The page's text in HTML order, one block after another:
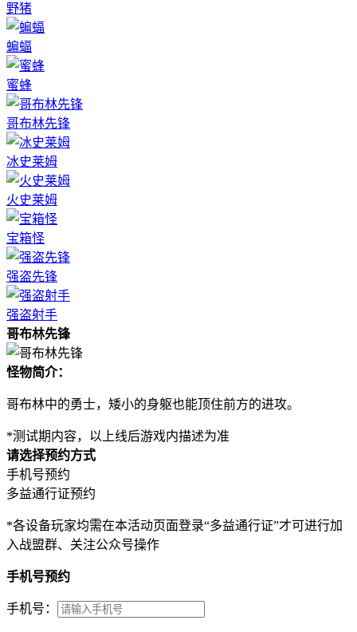
野猪
蝙蝠
蜜蜂
哥布林先锋
冰史莱姆
火史莱姆
宝箱怪
强盗先锋
强盗射手
哥布林先锋
怪物简介：
哥布林中的勇士，矮小的身躯也能顶住前方的进攻。
*测试期内容，以上线后游戏内描述为准
请选择预约方式
手机号预约
多益通行证预约
*各设备玩家均需在本活动页面登录“多益通行证”才可进行加
入战盟群、关注公众号操作
手机号预约
手机号：